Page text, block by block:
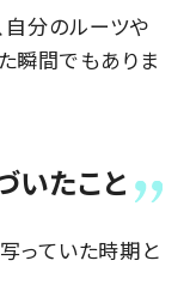
分のルーツや
瞬間でもありま
いたこと
っていた時期と